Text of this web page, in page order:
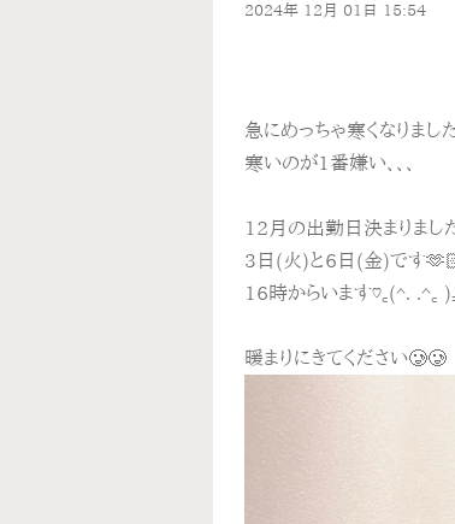
2024年 12月 01日 15:54
急にめっちゃ寒くなりまし
寒いのが1番嫌い、、、
12月の出勤日決まりました
3日(火)と6日(金)です
16時からいます♡꜀(^. .^꜀
暖まりにきてください🥲🥲